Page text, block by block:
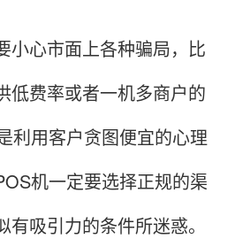
心市面上各种骗局，比
低费率或者一机多商户的
利用客户贪图便宜的心理
机一定要选择正规的渠
吸引力的条件所迷惑。